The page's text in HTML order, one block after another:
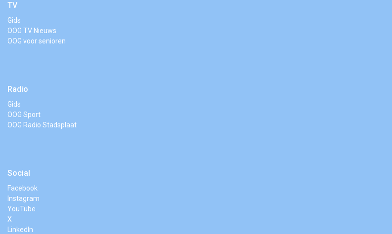
TV
Gids
OOG TV Nieuws
OOG voor senioren
Radio
Gids
OOG Sport
OOG Radio Stadsplaat
Social
Facebook
Instagram
YouTube
X
LinkedIn